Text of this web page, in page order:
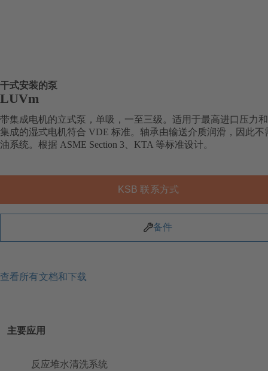
干式安装的泵
LUVm
带集成电机的立式泵，单吸，一至三级。适用于最高进口压力
集成的湿式电机符合 VDE 标准。轴承由输送介质润滑，因此不
油系统。根据 ASME Section 3、KTA 等标准设计。
KSB 联系方式
备件
查看所有文档和下载
主要应用
反应堆水清洗系统